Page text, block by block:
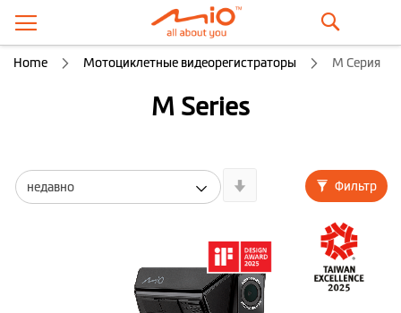
Поиск
Home Мотоциклетные видеорегистраторы M Серия
M Series
Фильтр